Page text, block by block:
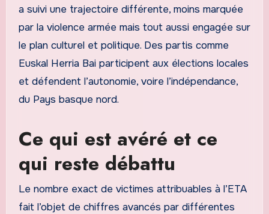
a suivi une trajectoire différente, moins marquée
par la violence armée mais tout aussi engagée sur
le plan culturel et politique. Des partis comme
Euskal Herria Bai participent aux élections locales
et défendent l’autonomie, voire l’indépendance,
du Pays basque nord.
Ce qui est avéré et ce
qui reste débattu
Le nombre exact de victimes attribuables à l’ETA
fait l’objet de chiffres avancés par différentes